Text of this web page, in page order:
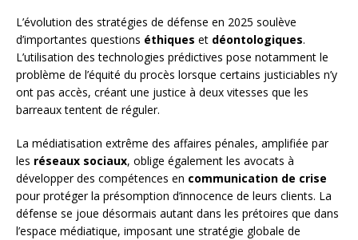
L’évolution des stratégies de défense en 2025 soulève
d’importantes questions éthiques et déontologiques.
L’utilisation des technologies prédictives pose notamment le
problème de l’équité du procès lorsque certains justiciables n’y
ont pas accès, créant une justice à deux vitesses que les
barreaux tentent de réguler.
La médiatisation extrême des affaires pénales, amplifiée par
les réseaux sociaux, oblige également les avocats à
développer des compétences en communication de crise
pour protéger la présomption d’innocence de leurs clients. La
défense se joue désormais autant dans les prétoires que dans
l’espace médiatique, imposant une stratégie globale de